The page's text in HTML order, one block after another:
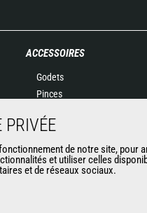
ACCESSOIRES
Godets
Pinces
Fourches et Grappins
Potences
Nacelles
PRIVÉE
de notre site, pour
et utiliser celles
et de réseaux sociaux.